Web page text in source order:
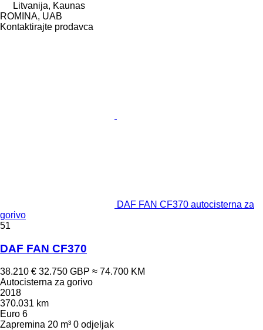
Litvanija, Kaunas
ROMINA, UAB
Kontaktirajte prodavca
DAF FAN CF370 autocisterna za
gorivo
51
DAF FAN CF370
38.210 € 32.750 GBP ≈ 74.700 KM
Autocisterna za gorivo
2018
370.031 km
Euro 6
Zapremina 20 m³ 0 odjeljak